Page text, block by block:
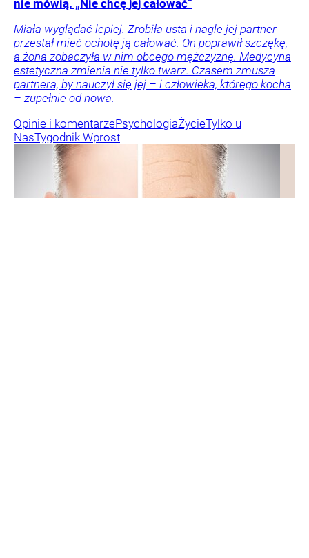
nie mówią. „Nie chcę jej całować”
Miała wyglądać lepiej. Zrobiła usta i nagle jej partner
przestał mieć ochotę ją całować. On poprawił szczękę,
a żona zobaczyła w nim obcego mężczyznę. Medycyna
estetyczna zmienia nie tylko twarz. Czasem zmusza
partnera, by nauczył się jej – i człowieka, którego kocha
– zupełnie od nowa.
Opinie i komentarzePsychologiaŻycieTylko u
NasTygodnik Wprost